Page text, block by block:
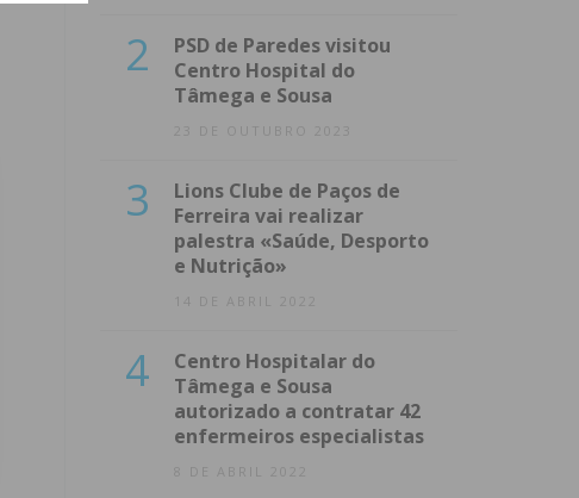
2
PSD de Paredes visitou
Centro Hospital do
Tâmega e Sousa
23 DE OUTUBRO 2023
3
Lions Clube de Paços de
Ferreira vai realizar
palestra «Saúde, Desporto
e Nutrição»
14 DE ABRIL 2022
4
Centro Hospitalar do
Tâmega e Sousa
autorizado a contratar 42
enfermeiros especialistas
8 DE ABRIL 2022